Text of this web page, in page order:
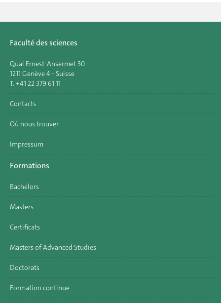
Faculté des sciences
Quai Ernest-Ansermet 30
1211 Genève 4 - Suisse
T. +41 22 379 61 11
Contacts
Où nous trouver
Impressum
Formations
Bachelors
Masters
Certificats
Masters of Advanced Studies
Doctorats
Formation continue